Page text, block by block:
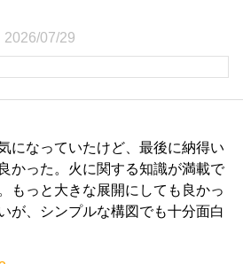
2026/07/29
になっていたけど、最後に納得い
かった。火に関する知識が満載で
もっと大きな展開にしても良かっ
が、シンプルな構図でも十分面白